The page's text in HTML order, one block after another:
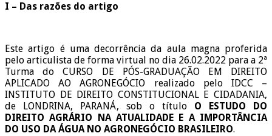
I – Das razões do artigo
Este artigo é uma decorrência da aula magna proferida
pelo articulista de forma virtual no dia 26.02.2022 para a 2ª
Turma do CURSO DE PÓS-GRADUAÇÃO EM DIREITO
APLICADO AO AGRONEGÓCIO realizado pelo IDCC –
INSTITUTO DE DIREITO CONSTITUCIONAL E CIDADANIA,
de LONDRINA, PARANÁ, sob o título O ESTUDO DO
DIREITO AGRÁRIO NA ATUALIDADE E A IMPORTÂNCIA
DO USO DA ÁGUA NO AGRONEGÓCIO BRASILEIRO.